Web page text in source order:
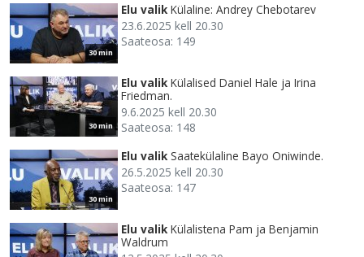
30 min
Elu valik Külaline: Andrey Chebotarev
23.6.2025 kell 20.30
Saateosa: 149
30 min
Elu valik Külalised Daniel Hale ja Irina
Friedman.
9.6.2025 kell 20.30
Saateosa: 148
30 min
Elu valik Saatekülaline Bayo Oniwinde.
26.5.2025 kell 20.30
Saateosa: 147
Elu valik Külalistena Pam ja Benjamin
Waldrum